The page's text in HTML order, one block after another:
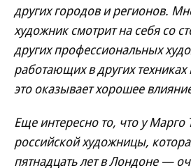
других городов и регионов.
художник смотрит на себя со
других профессиональных
работающих в других
это оказывает хорошее
Еще интересно то, что у
российской художницы,
пятнадцать лет в Лондоне —